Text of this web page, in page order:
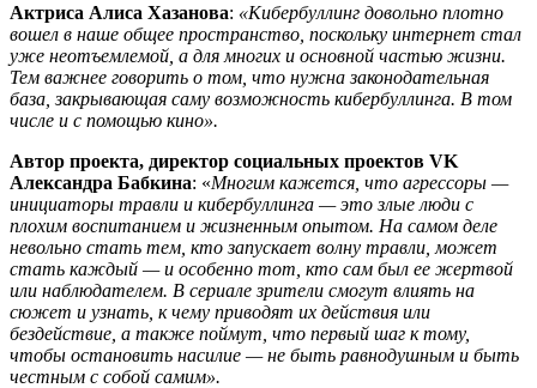
Актриса Алиса Хазанова: «Кибербуллинг довольно плотно
вошел в наше общее пространство, поскольку интернет стал
уже неотъемлемой, а для многих и основной частью жизни.
Тем важнее говорить о том, что нужна законодательная
база, закрывающая саму возможность кибербуллинга. В том
числе и с помощью кино».
Автор проекта, директор социальных проектов VK
Александра Бабкина: «Многим кажется, что агрессоры —
инициаторы травли и кибербуллинга — это злые люди с
плохим воспитанием и жизненным опытом. На самом деле
невольно стать тем, кто запускает волну травли, может
стать каждый — и особенно тот, кто сам был ее жертвой
или наблюдателем. В сериале зрители смогут влиять на
сюжет и узнать, к чему приводят их действия или
бездействие, а также поймут, что первый шаг к тому,
чтобы остановить насилие — не быть равнодушным и быть
честным с собой самим».